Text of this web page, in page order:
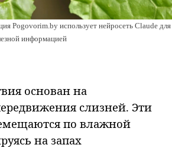
Pogovorim.by использует нейросеть Claude для
информацией
основан на
слизней. Эти
по влажной
на запах